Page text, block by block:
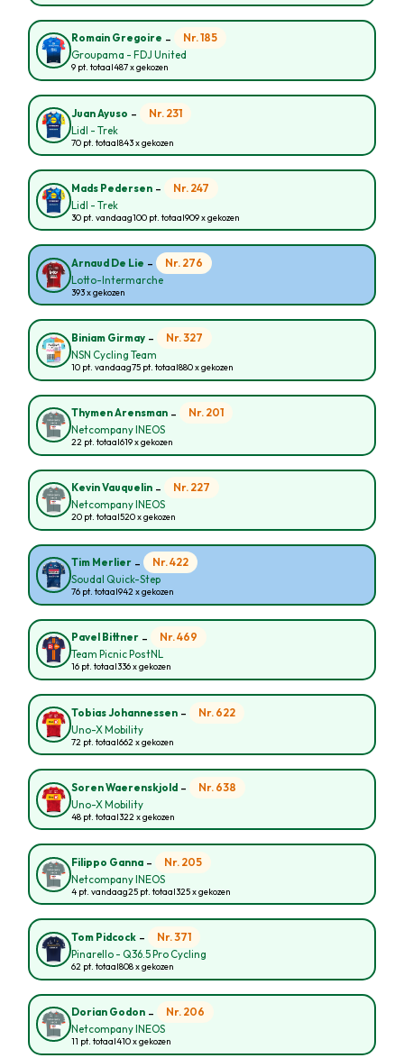
Romain Gregoire - Nr. 185
Groupama - FDJ United
9 pt. totaal487 x gekozen
Juan Ayuso - Nr. 231
Lidl - Trek
70 pt. totaal843 x gekozen
Mads Pedersen - Nr. 247
Lidl - Trek
30 pt. vandaag100 pt. totaal909 x gekozen
Arnaud De Lie - Nr. 276
Lotto-Intermarche
393 x gekozen
Biniam Girmay - Nr. 327
NSN Cycling Team
10 pt. vandaag75 pt. totaal880 x gekozen
Thymen Arensman - Nr. 201
Netcompany INEOS
22 pt. totaal619 x gekozen
Kevin Vauquelin - Nr. 227
Netcompany INEOS
20 pt. totaal520 x gekozen
Tim Merlier - Nr. 422
Soudal Quick-Step
76 pt. totaal942 x gekozen
Pavel Bittner - Nr. 469
Team Picnic PostNL
16 pt. totaal336 x gekozen
Tobias Johannessen - Nr. 622
Uno-X Mobility
72 pt. totaal662 x gekozen
Soren Waerenskjold - Nr. 638
Uno-X Mobility
48 pt. totaal322 x gekozen
Filippo Ganna - Nr. 205
Netcompany INEOS
4 pt. vandaag25 pt. totaal325 x gekozen
Tom Pidcock - Nr. 371
Pinarello - Q36.5 Pro Cycling
62 pt. totaal808 x gekozen
Dorian Godon - Nr. 206
Netcompany INEOS
11 pt. totaal410 x gekozen